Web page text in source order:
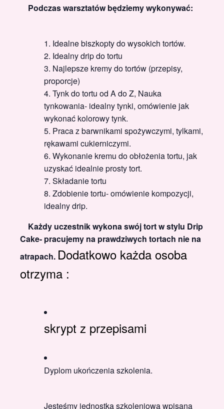
Podczas warsztatów będziemy wykonywać:
Idealne biszkopty do wysokich tortów.
Idealny drip do tortu
Najlepsze kremy do tortów (przepisy,
proporcje)
Tynk do tortu od A do Z, Nauka
tynkowania- idealny tynki, omówienie jak
wykonać kolorowy tynk.
Praca z barwnikami spożywczymi, tylkami,
rękawami cukierniczymi.
Wykonanie kremu do obłożenia tortu, jak
uzyskać idealnie prosty tort.
Składanie tortu
Zdobienie tortu- omówienie kompozycji,
idealny drip.
Każdy uczestnik wykona swój tort w stylu Drip
Cake- pracujemy na prawdziwych tortach nie na
atrapach. Dodatkowo każda osoba
otrzyma :
skrypt z przepisami
Dyplom ukończenia szkolenia.
Jesteśmy jednostką szkoleniową wpisaną